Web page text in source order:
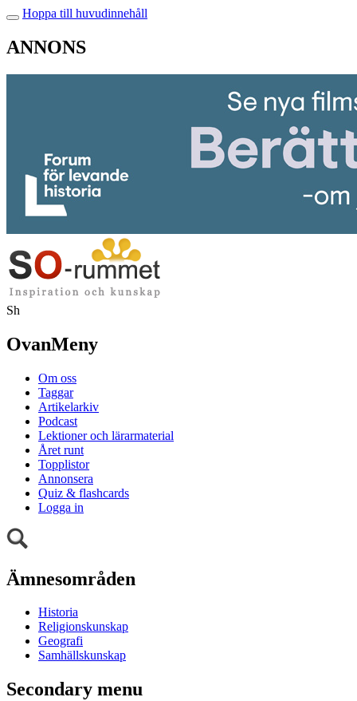
Hoppa till huvudinnehåll
ANNONS
Sh
OvanMeny
Om oss
Taggar
Artikelarkiv
Podcast
Lektioner och lärarmaterial
Året runt
Topplistor
Annonsera
Quiz & flashcards
Logga in
Ämnesområden
Historia
Religionskunskap
Geografi
Samhällskunskap
Secondary menu